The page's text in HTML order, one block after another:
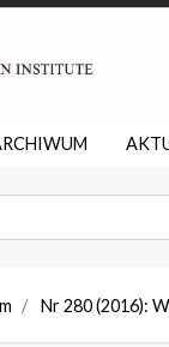
Nr 280 (2016):